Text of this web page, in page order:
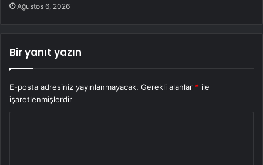
Ağustos 6, 2026
Bir yanıt yazın
E-posta adresiniz yayınlanmayacak. Gerekli alanlar * ile
işaretlenmişlerdir